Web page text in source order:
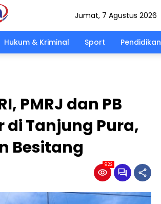
Jumat, 7 Agustus 2026
Hukum & Kriminal Sport Pendidikan
PMRJ dan PB
di Tanjung Pura,
Besitang
922